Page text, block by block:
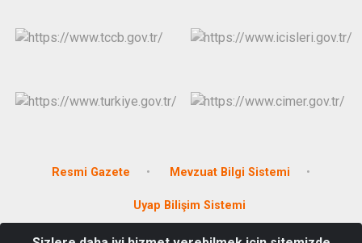
Resmi Gazete Mevzuat Bilgi Sistemi
Uyap Bilişim Sistemi